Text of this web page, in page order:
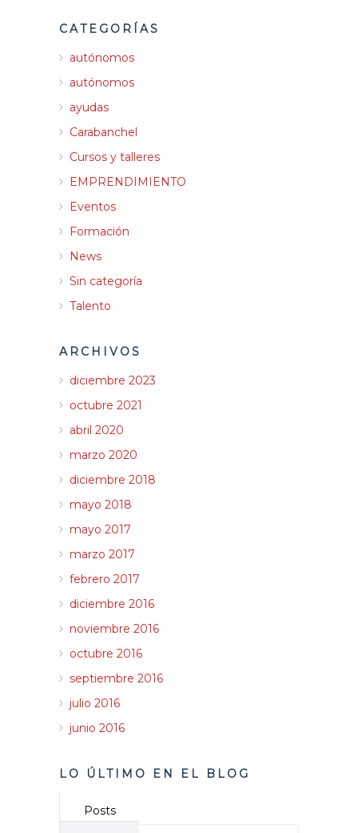
CATEGORÍAS
autónomos
autónomos
ayudas
Carabanchel
Cursos y talleres
EMPRENDIMIENTO
Eventos
Formación
News
Sin categoría
Talento
ARCHIVOS
diciembre 2023
octubre 2021
abril 2020
marzo 2020
diciembre 2018
mayo 2018
mayo 2017
marzo 2017
febrero 2017
diciembre 2016
noviembre 2016
octubre 2016
septiembre 2016
julio 2016
junio 2016
LO ÚLTIMO EN EL BLOG
Posts